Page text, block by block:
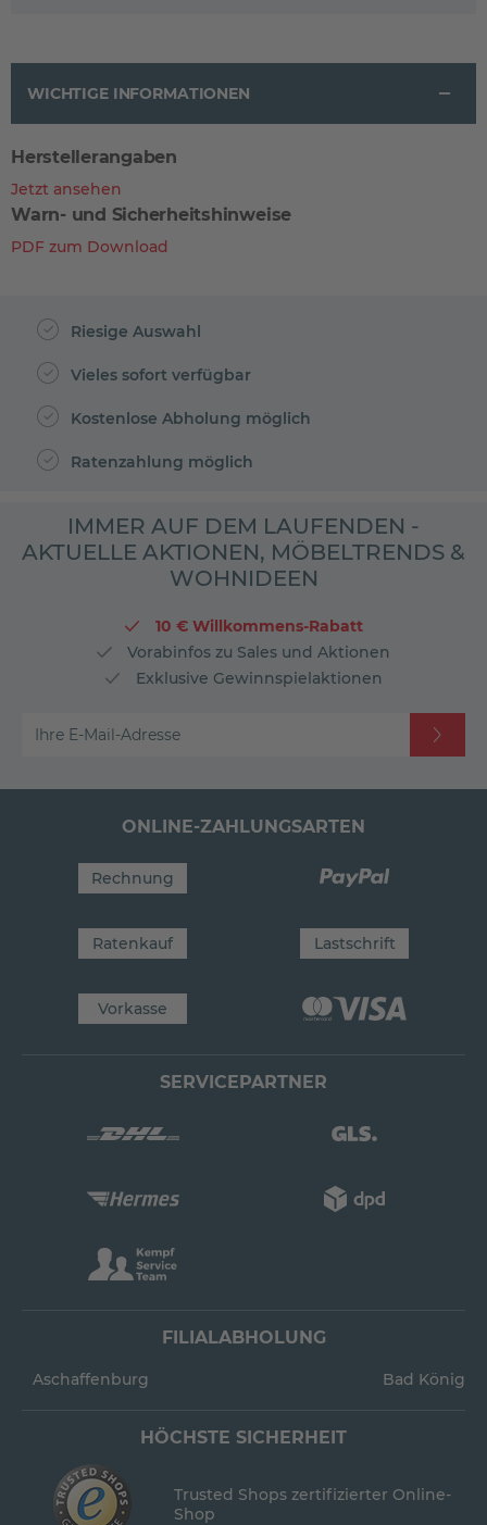
WICHTIGE INFORMATIONEN
Herstellerangaben
Jetzt ansehen
Warn- und Sicherheitshinweise
PDF zum Download
Riesige Auswahl
Vieles sofort verfügbar
Kostenlose Abholung möglich
Ratenzahlung möglich
IMMER AUF DEM LAUFENDEN -
AKTUELLE AKTIONEN, MÖBELTRENDS &
WOHNIDEEN
10 € Willkommens-Rabatt
Vorabinfos zu Sales und Aktionen
Exklusive Gewinnspielaktionen
Ihre E-Mail-Adresse
ONLINE-ZAHLUNGSARTEN
Rechnung
Ratenkauf Lastschrift
Vorkasse
SERVICEPARTNER
FILIALABHOLUNG
Aschaffenburg Bad König
HÖCHSTE SICHERHEIT
Trusted Shops zertifizierter Online-
Shop